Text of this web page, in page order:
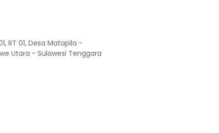
RT 01, Desa Matapila -
Utara - Sulawesi Tenggara